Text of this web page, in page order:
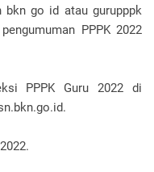
go id atau gurupppk
PPPK 2022
PPPK Guru 2022 di